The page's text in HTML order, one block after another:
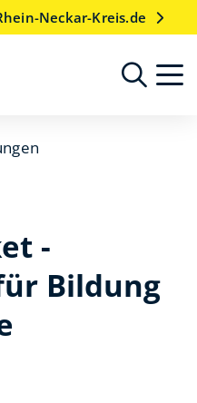
Neckar-Kreis.de
-
Bildung